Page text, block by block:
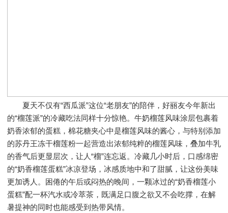
夏天不仅有“西瓜派”这位“老朋友”的陪伴，好丽友今年新出
的“榴莲派”的冷藏吃法同样十分惊艳。牛奶榴莲风味涂层包裹着
奶香浓郁的蛋糕，棉花糖夹心中是榴莲风味的酱心，与特别添加
的苏丹王冻干榴莲粉一起营造出浓郁纯粹的榴莲风味，叠加牛乳
的香气后更显层次，让人“榴”连忘返。冷藏几小时后，口感绵密
的“奶香榴莲蛋糕”冰凉登场，冰感质地中和了甜腻，让这份美味
更加诱人。困倦的午后或闷热的晚间，一颗冰过的“奶香榴莲小
蛋糕”配一杯汽水或冷萃茶，既满足口腹之欲又不会吃撑，在解
暑提神的同时也能感受到热带风情。